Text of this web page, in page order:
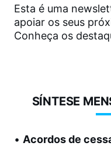
Esta é uma
apoiar os seus
Conheça os
SÍNTESE
• Acordos de